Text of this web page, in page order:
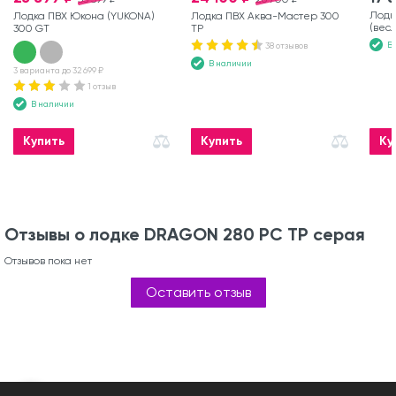
Лодка ПВХ Юкона (YUKONA)
300 GT
3 варианта до 32 699 ₽
1 отзыв
В наличии
Купить
Лодка ПВХ Аква-Мастер 300
ТР
38 отзывов
В наличии
Купить
В
Отзывы о лодке DRAGON 280 РС ТР серая
Отзывов пока нет
Оставить отзыв